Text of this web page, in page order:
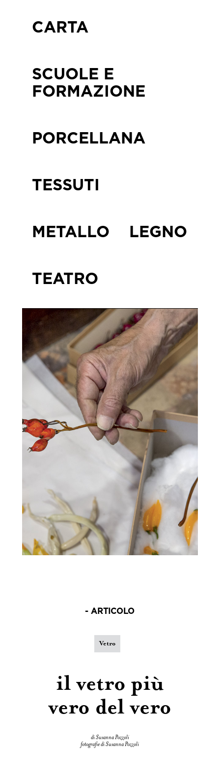
CARTA
SCUOLE E
FORMAZIONE
PORCELLANA
TESSUTI
METALLO LEGNO
TEATRO
- ARTICOLO
Vetro
il vetro più
vero del vero
di Susanna Pozzoli
fotografie di Susanna Pozzoli